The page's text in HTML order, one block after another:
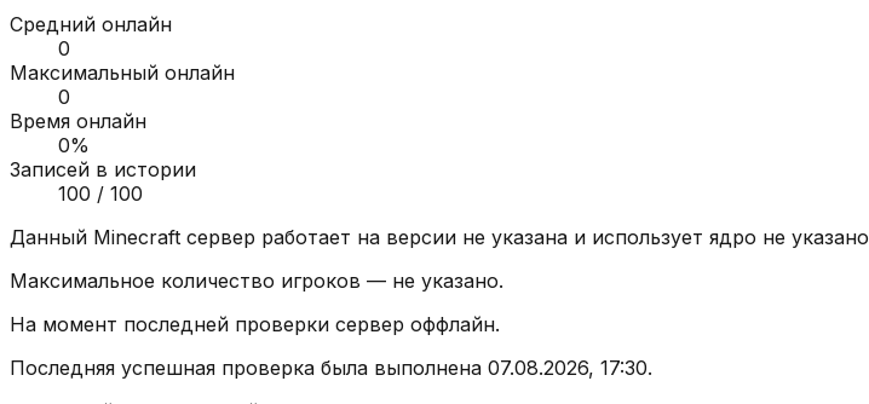
Средний онлайн
0
Максимальный онлайн
0
Время онлайн
0%
Записей в истории
100 / 100
Данный Minecraft сервер работает на версии не указана и использует ядро не указано
Максимальное количество игроков — не указано.
На момент последней проверки сервер оффлайн.
Последняя успешная проверка была выполнена 07.08.2026, 17:30.